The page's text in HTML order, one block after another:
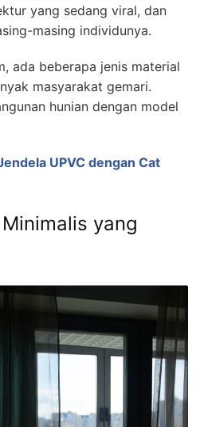
yang sedang viral, dan
masing individunya.
ada beberapa jenis material
masyarakat gemari.
hunian dengan model
UPVC dengan Cat
yang